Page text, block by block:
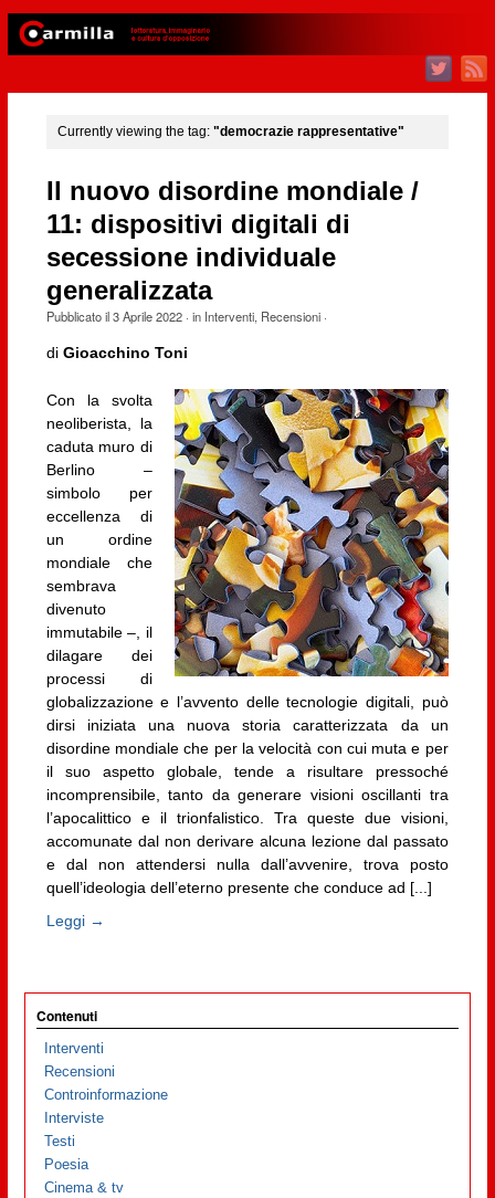
Currently viewing the tag: "democrazie rappresentative"
Il nuovo disordine mondiale /
11: dispositivi digitali di
secessione individuale
generalizzata
Pubblicato il3 Aprile 2022· in Interventi, Recensioni·
di Gioacchino Toni
Con la svolta
neoliberista, la
caduta muro di
Berlino –
simbolo per
eccellenza di
un ordine
mondiale che
sembrava
divenuto
immutabile –, il
dilagare dei
processi di
globalizzazione e l’avvento delle tecnologie digitali, può
dirsi iniziata una nuova storia caratterizzata da un
disordine mondiale che per la velocità con cui muta e per
il suo aspetto globale, tende a risultare pressoché
incomprensibile, tanto da generare visioni oscillanti tra
l’apocalittico e il trionfalistico. Tra queste due visioni,
accomunate dal non derivare alcuna lezione dal passato
e dal non attendersi nulla dall’avvenire, trova posto
quell’ideologia dell’eterno presente che conduce ad [...]
Leggi →
Contenuti
Interventi
Recensioni
Controinformazione
Interviste
Testi
Poesia
Cinema & tv